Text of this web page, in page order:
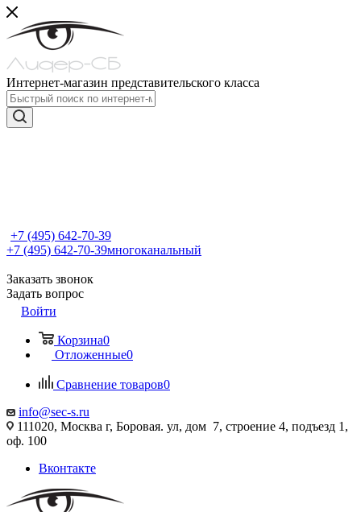
Интернет-магазин представительского класса
+7 (495) 642-70-39
+7 (495) 642-70-39многоканальный
Заказать звонок
Задать вопрос
Войти
Корзина0
Отложенные0
Сравнение товаров0
info@sec-s.ru
111020, Москва г, Боровая. ул, дом 7, строение 4, подъезд 1,
оф. 100
Вконтакте